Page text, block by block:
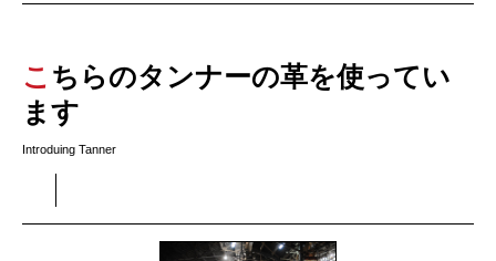
こちらのタンナーの革を使ってい
ます
Introduing Tanner